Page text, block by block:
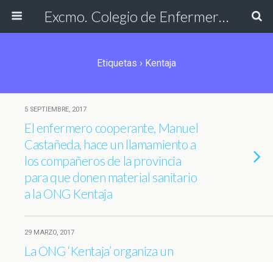
Excmo. Colegio de Enfermería de Cádiz
Etiquetas › Kentaja
5 SEPTIEMBRE, 2017
El enfermero cooperante, Manuel
Castañeda, hace un llamamiento a
los compañeros de la provincia
para que donen material sanitario
a la ONG Kentaja
29 MARZO, 2017
La ONG ‘Kentaja’ organiza un